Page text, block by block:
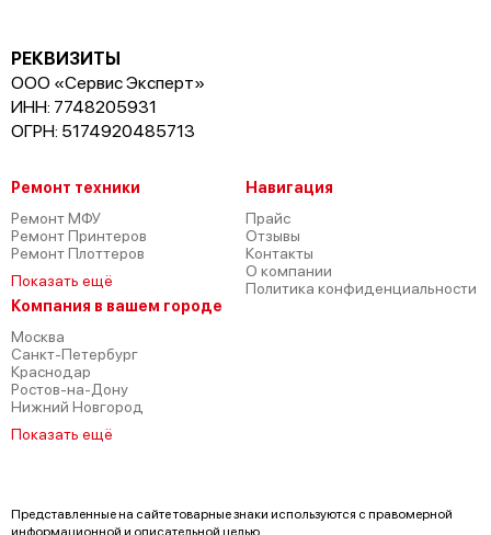
РЕКВИЗИТЫ
ООО «Сервис Эксперт»
ИНН: 7748205931
ОГРН: 5174920485713
Ремонт техники
Ремонт МФУ
Ремонт Принтеров
Ремонт Плоттеров
Показать ещё
Компания в вашем городе
Москва
Санкт-Петербург
Краснодар
Ростов-на-Дону
Нижний Новгород
Показать ещё
Навигация
Прайс
Отзывы
Контакты
О компании
Политика конфиденциальности
Представленные на сайте товарные знаки используются с правомерной